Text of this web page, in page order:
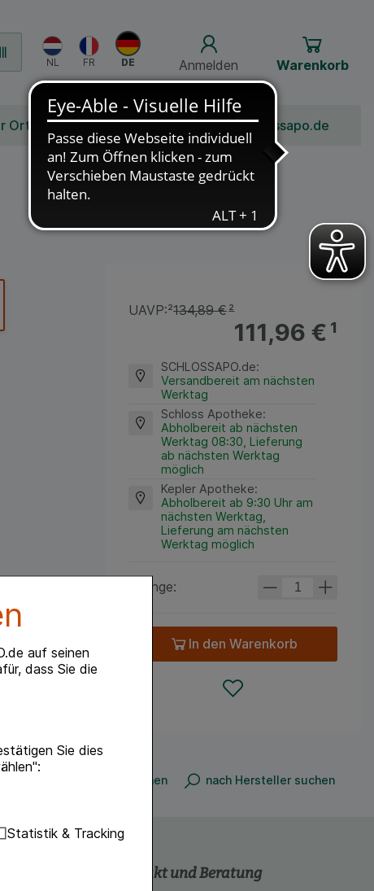
auf seinen
dass Sie die
Sie dies
unserer
Statistik & Tracking
Anmelden Warenkorb
Ort Bonusprogramm Jobs Über Schlossapo.de
111,96 €¹
UAVP:²134,89 €²
SCHLOSSAPO.de:
Versandbereit am nächsten
Werktag
Schloss Apotheke:
Abholbereit ab nächsten
Werktag 08:30, Lieferung
ab nächsten Werktag
möglich
Kepler Apotheke:
Abholbereit ab 9:30 Uhr am
nächsten Werktag,
Lieferung am nächsten
Werktag möglich
Menge:
In den Warenkorb
nach Produkt suchen nach Hersteller suchen
Kontakt und Beratung